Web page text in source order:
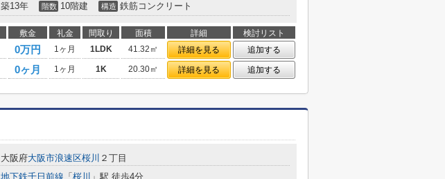
築13年 階数 10階建 構造 鉄筋コンクリート
敷金 礼金 間取り 面積 詳細
検討リスト
0万円 1ヶ月 1LDK 41.32㎡ 詳細を見る
追加する
0ヶ月 1ヶ月 1K 20.30㎡ 詳細を見る 追加する
大阪府大阪市浪速区桜川 ２丁目
地下鉄千日前線 「 桜川 」駅 徒歩4分